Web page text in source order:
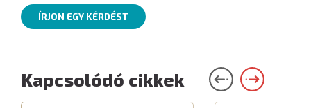
ÍRJON EGY KÉRDÉST
Kapcsolódó cikkek